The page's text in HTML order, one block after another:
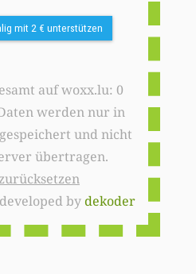
mit 2 € unterstützen
auf woxx.lu: 0
werden nur in
und nicht
übertragen.
developed bydekoder